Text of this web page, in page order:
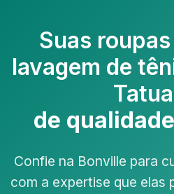
Suas
lavagem de
de
Confie na Bonville para
com a expertise que elas